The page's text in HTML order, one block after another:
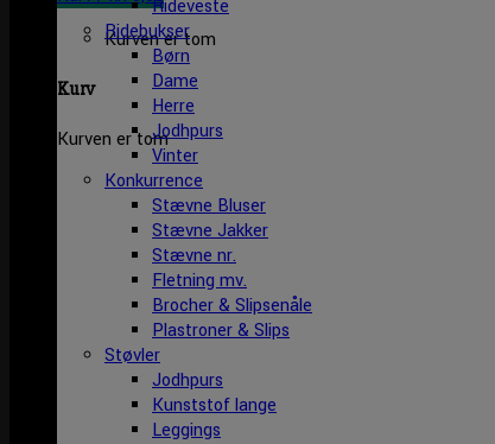
Kurven er tom
Kurv
Kurven er tom
Rideveste
Ridebukser
Børn
Dame
Herre
Jodhpurs
Vinter
Konkurrence
Stævne Bluser
Stævne Jakker
Stævne nr.
Fletning mv.
Brocher & Slipsenåle
Plastroner & Slips
Støvler
Jodhpurs
Kunststof lange
Leggings